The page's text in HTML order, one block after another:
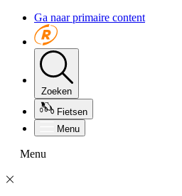
Ga naar primaire content
Zoeken
Fietsen
Menu
Menu